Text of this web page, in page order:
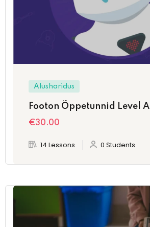
Alusharidus
Footon Õppetunnid Level A
€30.00
14 Lessons 0 Students